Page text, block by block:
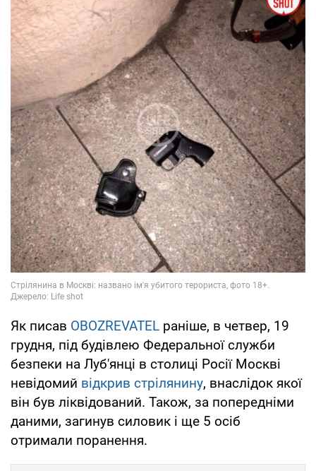
Як писав OBOZREVATEL раніше, в четвер, 19
грудня, під будівлею Федеральної служби
безпеки на Луб'янці в столиці Росії Москві
невідомий відкрив стрілянину, внаслідок якої
він був ліквідований. Також, за попередніми
даними, загинув силовик і ще 5 осіб
отримали поранення.